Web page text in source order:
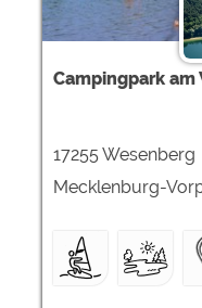
Campingpark am
17255 Wesenberg
Mecklenburg-